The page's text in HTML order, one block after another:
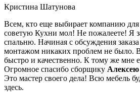
Кристина Шатунова
Всем, кто еще выбирает компанию для
советую Кухни мол! Не пожалеете! Я
спальню. Начиная с обсуждения
монтажом никаких проблем не было.
быстро и качественно. К тому же мне
Огромное спасибо сборщику Алексею
Это мастер своего дела! Всю мебель
здесь.